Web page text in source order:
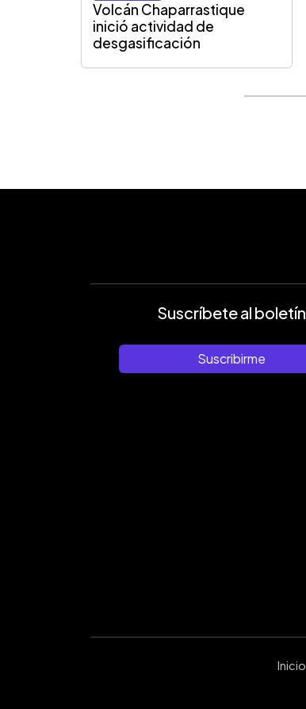
Volcán Chaparrastique
inició actividad de
desgasificación
Suscríbete al boletín
Suscribirme
Inicio